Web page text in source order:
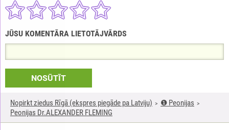
Nopirkt ziedus Rīgā (ekspres piegāde pa Latviju)
❶ Peonijas
Peonijas Dr.ALEXANDER FLEMING
JŪSU KOMENTĀRA LIETOTĀJVĀRDS
NOSŪTĪT